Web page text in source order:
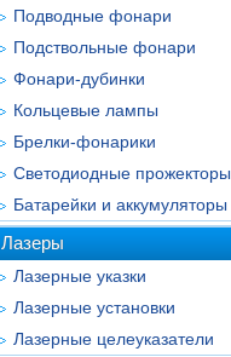
Подводные фонари
Подствольные фонари
Фонари-дубинки
Кольцевые лампы
Брелки-фонарики
Светодиодные прожекторы
Батарейки и аккумуляторы
Лазеры
Лазерные указки
Лазерные установки
Лазерные целеуказатели